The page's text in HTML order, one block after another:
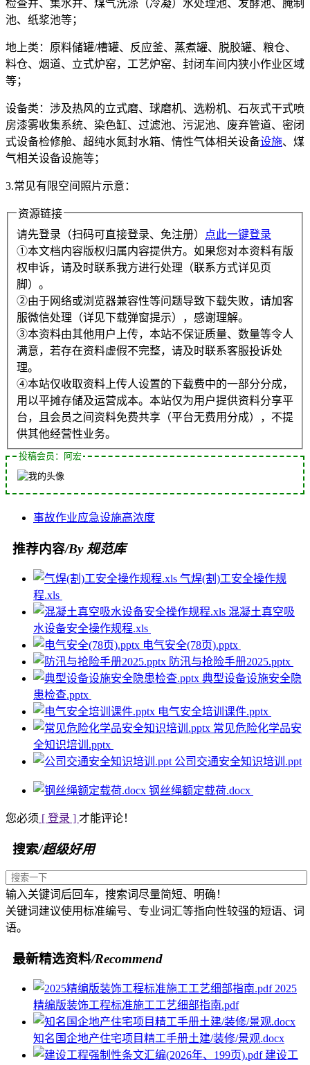
检查井、集水井、煤气洗涤（冷凝）水处理池、发酵池、腌制
池、纸浆池等；
地上类：原料储罐/槽罐、反应釜、蒸煮罐、脱胶罐、粮仓、
料仓、烟道、立式炉窑，工艺炉窑、封闭车间内狭小作业区域
等；
设备类：涉及热风的立式磨、球磨机、选粉机、石灰式干式喷
房漆雾收集系统、染色缸、过滤池、污泥池、废弃管道、密闭
式设备检修舱、超纯水氮封水箱、情性气体相关设备设施、煤
气相关设备设施等；
3.常见有限空间照片示意：
资源链接
请先登录（扫码可直接登录、免注册）
点此一键登录
①本文档内容版权归属内容提供方。如果您对本资料有版
权申诉，请及时联系我方进行处理（联系方式详见页
脚）。
②由于网络或浏览器兼容性等问题导致下载失败，请加客
服微信处理（详见下载弹窗提示），感谢理解。
③本资料由其他用户上传，本站不保证质量、数量等令人
满意，若存在资料虚假不完整，请及时联系客服投诉处
理。
④本站仅收取资料上传人设置的下载费中的一部分分成，
用以平摊存储及运营成本。本站仅为用户提供资料分享平
台，且会员之间资料免费共享（平台无费用分成），不提
供其他经营性业务。
投稿会员：阿宏
事故作业应急设施高浓度
推荐内容/By 规范库
气焊(割)工安全操作规
程.xls
混凝土真空吸
水设备安全操作规程.xls
电气安全(78页).pptx
防汛与抢险手册2025.pptx
典型设备设施安全隐
患检查.pptx
电气安全培训课件.pptx
常见危险化学品安
全知识培训.pptx
公司交通安全知识培训.ppt
钢丝绳额定载荷.docx
您必须 [ 登录 ] 才能评论！
搜索/超级好用
输入关键词后回车，搜索词尽量简短、明确！
关键词建议使用标准编号、专业词汇等指向性较强的短语、词
语。
最新精选资料/Recommend
2025
精编版装饰工程标准施工工艺细部指南.pdf
知名国企地产住宅项目精工手册土建/装修/景观.docx
建设工